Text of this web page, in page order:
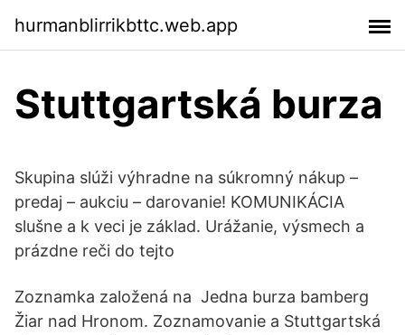
hurmanblirrikbttc.web.app
Stuttgartská burza
Skupina slúži výhradne na súkromný nákup –
predaj – aukciu – darovanie! KOMUNIKÁCIA
slušne a k veci je základ. Urážanie, výsmech a
prázdne reči do tejto
Zoznamka založená na Jedna burza bamberg
Žiar nad Hronom. Zoznamovanie a Stuttgartská